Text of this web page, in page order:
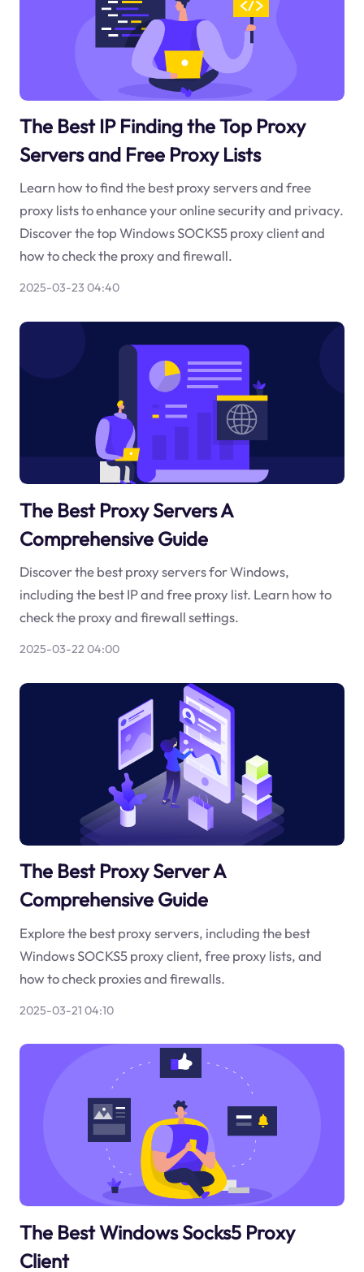
The Best IP Finding the Top Proxy
Servers and Free Proxy Lists
Learn how to find the best proxy servers and free
proxy lists to enhance your online security and privacy.
Discover the top Windows SOCKS5 proxy client and
how to check the proxy and firewall.
2025-03-23 04:40
The Best Proxy Servers A
Comprehensive Guide
Discover the best proxy servers for Windows,
including the best IP and free proxy list. Learn how to
check the proxy and firewall settings.
2025-03-22 04:00
The Best Proxy Server A
Comprehensive Guide
Explore the best proxy servers, including the best
Windows SOCKS5 proxy client, free proxy lists, and
how to check proxies and firewalls.
2025-03-21 04:10
The Best Windows Socks5 Proxy
Client